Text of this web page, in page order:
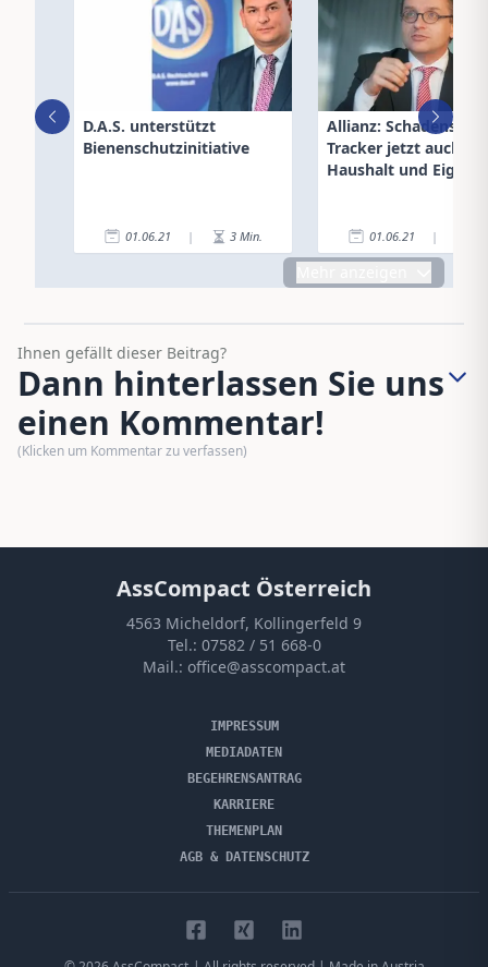
D.A.S. unterstützt
Bienenschutzinitiative
01.06.21 | 3 Min.
Allianz:
Tracker jetzt auch für
Haushalt und
01.06.21 |
Ihnen gefällt dieser Beitrag?
Dann hinterlassen Sie uns
einen Kommentar!
(Klicken um Kommentar zu verfassen)
AssCompact Österreich
4563 Micheldorf, Kollingerfeld 9
Tel.: 07582 / 51 668-0
Mail.: office@asscompact.at
IMPRESSUM
MEDIADATEN
BEGEHRENSANTRAG
KARRIERE
THEMENPLAN
AGB & DATENSCHUTZ